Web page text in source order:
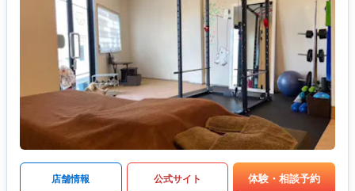
店舗情報 公式サイト 体験・相談予約